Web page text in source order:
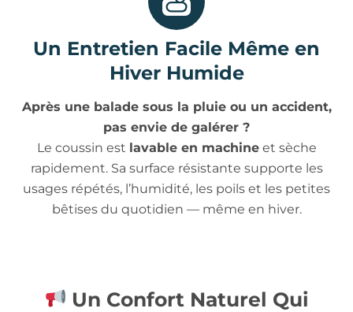
Un Entretien Facile Même en
Hiver Humide
Après une balade sous la pluie ou un accident,
pas envie de galérer ?
Le coussin est lavable en machineet sèche
rapidement. Sa surface résistante supporte les
usages répétés, l’humidité, les poils et les petites
bêtises du quotidien — même en hiver.
Un Confort Naturel Qui